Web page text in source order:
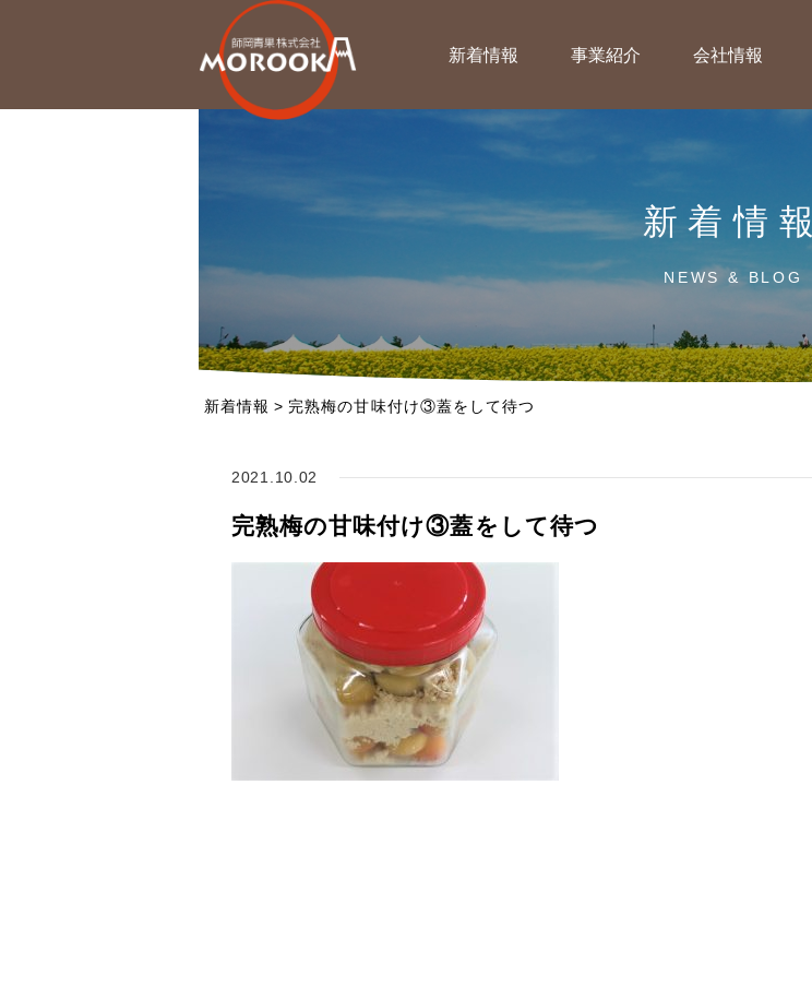
新着情報 事業紹介 会社情報
新着情報
NEWS & BLOG
新着情報 > 完熟梅の甘味付け③蓋をして待つ
2021.10.02
完熟梅の甘味付け③蓋をして待つ